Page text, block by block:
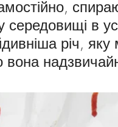
в
річ,
вона